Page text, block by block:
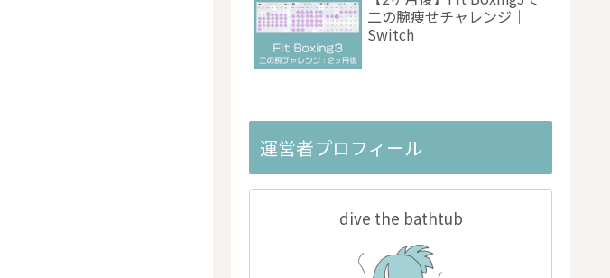
二の腕痩せチャレンジ｜
Switch
運営者プロフィール
dive the bathtub